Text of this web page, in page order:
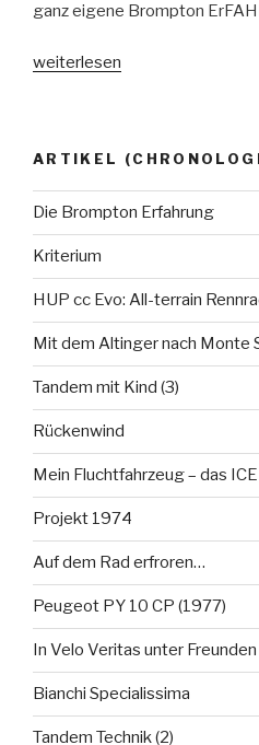
ganz eigene Brompton
„Die
weiterlesen
ARTIKEL
Die Brompton Erfahrung
Kriterium
HUP cc Evo: All-terrain
Mit dem Altinger nach Monte
Tandem mit Kind (3)
Rückenwind
Mein Fluchtfahrzeug – das
Projekt 1974
Auf dem Rad erfroren…
Peugeot PY 10 CP (1977)
In Velo Veritas unter Freunden
Bianchi Specialissima
Tandem Technik (2)